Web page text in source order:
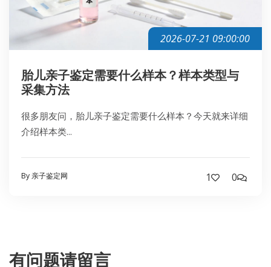
2026-07-21 09:00:00
胎儿亲子鉴定需要什么样本？样本类型与
采集方法
很多朋友问，胎儿亲子鉴定需要什么样本？今天就来详细
介绍样本类...
By 亲子鉴定网 1 0
有问题请留言